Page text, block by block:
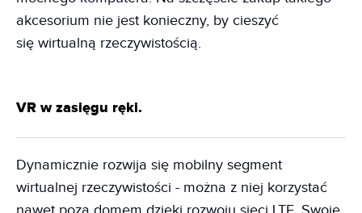
akcesorium nie jest konieczny, by cieszyć
się wirtualną rzeczywistością.
VR w zasięgu ręki.
Dynamicznie rozwija się mobilny segment
wirtualnej rzeczywistości - można z niej korzystać